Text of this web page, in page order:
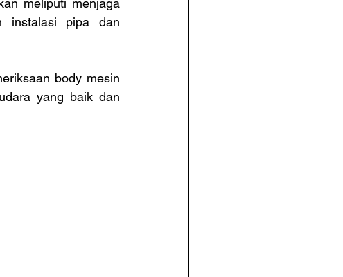
meliputi menjaga
instalasi pipa dan
body mesin
yang baik dan